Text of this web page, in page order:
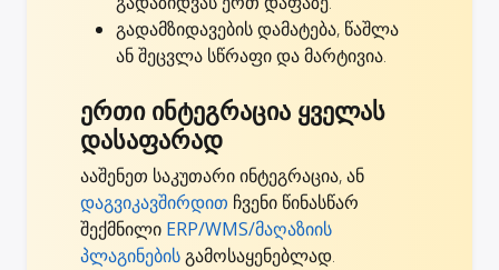
გადამზიდავების დამატება, წაშლა
ან შეცვლა სწრაფი და მარტივია.
ერთი ინტეგრაცია ყველას
დასაფარად
ააშენეთ საკუთარი ინტეგრაცია, ან
დაგვიკავშირდით ჩვენი წინასწარ
შექმნილი ERP/WMS/მაღაზიის
პლაგინებისგამოსაყენებლად.